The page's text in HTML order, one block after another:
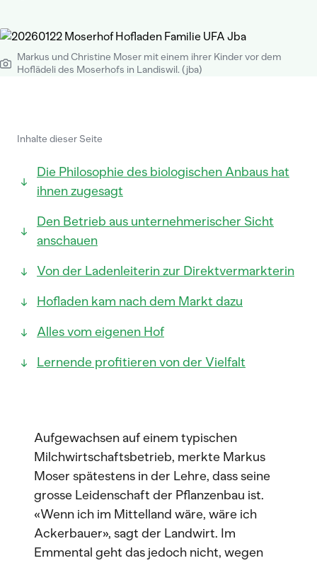
Markus und Christine Moser mit einem ihrer Kinder vor dem
Hoflädeli des Moserhofs in Landiswil. (jba)
Inhalte dieser Seite
Die Philosophie des biologischen Anbaus hat
ihnen zugesagt
Den Betrieb aus unternehmerischer Sicht
anschauen
Von der Ladenleiterin zur Direktvermarkterin
Hofladen kam nach dem Markt dazu
Alles vom eigenen Hof
Lernende profitieren von der Vielfalt
Aufgewachsen auf einem typischen
Milchwirtschaftsbetrieb, merkte Markus
Moser spätestens in der Lehre, dass seine
grosse Leidenschaft der Pflanzenbau ist.
«Wenn ich im Mittelland wäre, wäre ich
Ackerbauer», sagt der Landwirt. Im
Emmental geht das jedoch nicht, wegen